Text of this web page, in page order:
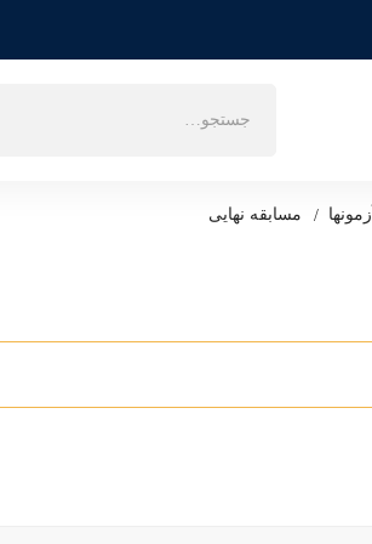
آزمونها مسابقه نهایی